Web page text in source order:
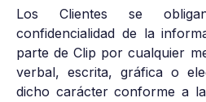
Los Clientes se
confidencialidad de la
parte de Clip por cualquier
verbal, escrita, gráfica o
dicho carácter conforme a